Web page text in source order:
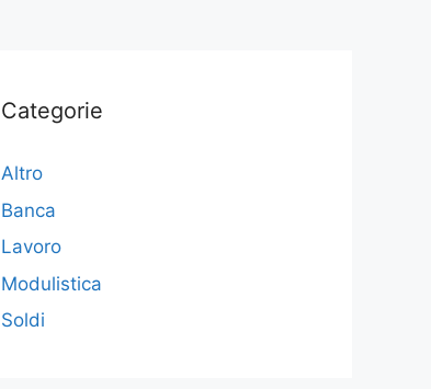
Categorie
Altro
Banca
Lavoro
Modulistica
Soldi